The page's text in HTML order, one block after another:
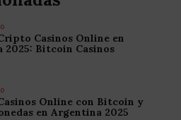
Casinos Online en
2025: Bitcoin Casinos
Online con Bitcoin y
en Argentina 2025